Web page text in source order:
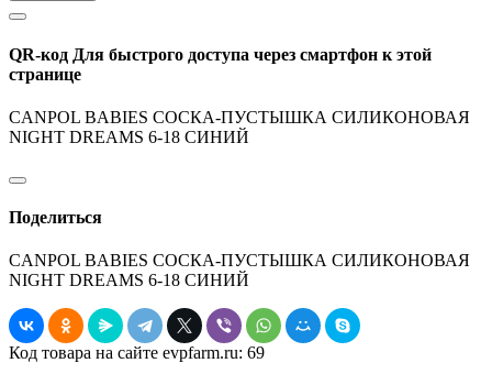
QR-код Для быстрого доступа через смартфон к этой
странице
CANPOL BABIES СОСКА-ПУСТЫШКА СИЛИКОНОВАЯ
NIGHT DREAMS 6-18 СИНИЙ
Поделиться
CANPOL BABIES СОСКА-ПУСТЫШКА СИЛИКОНОВАЯ
NIGHT DREAMS 6-18 СИНИЙ
Код товара на сайте evpfarm.ru: 69